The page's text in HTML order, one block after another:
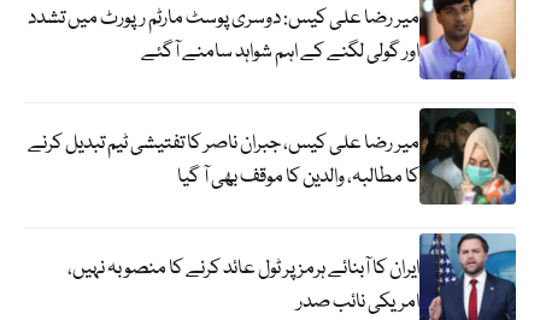
میر رضا علی کیس: دوسری پوسٹ مارٹم رپورٹ میں تشدد
اور گولی لگنے کے اہم شواہد سامنے آگئے
میر رضا علی کیس، جبران ناصر کا تفتیشی ٹیم تبدیل کرنے
کا مطالبہ، والدین کا موقف بھی آ گیا
ایران کا آبنائے ہرمز پر ٹول عائد کرنے کا منصوبہ نہیں،
امریکی نائب صدر